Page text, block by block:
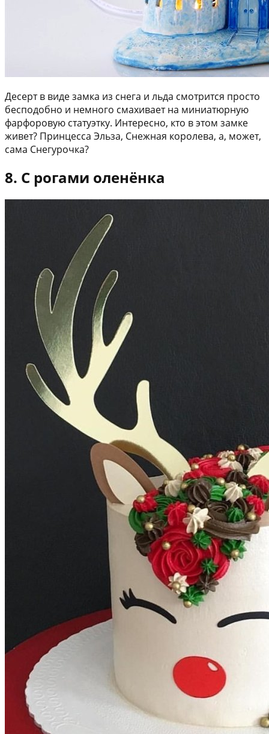
Десерт в виде замка из снега и льда смотрится просто
бесподобно и немного смахивает на миниатюрную
фарфоровую статуэтку. Интересно, кто в этом замке
живет? Принцесса Эльза, Снежная королева, а, может,
сама Снегурочка?
8. С рогами оленёнка